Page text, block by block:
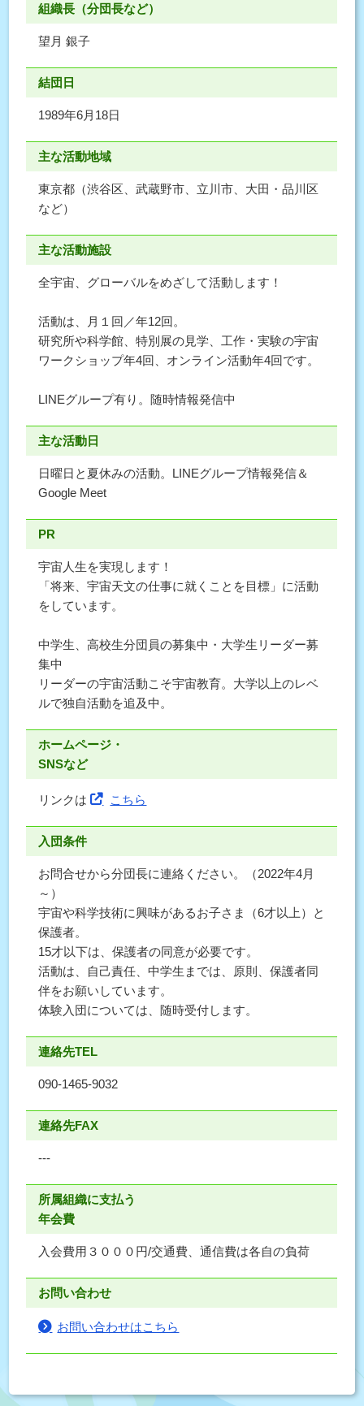
組織長（分団長など）
望月 銀子
結団日
1989年6月18日
主な活動地域
東京都（渋谷区、武蔵野市、立川市、大田・品川区
など）
主な活動施設
全宇宙、グローバルをめざして活動します！
活動は、月１回／年12回。
研究所や科学館、特別展の見学、工作・実験の宇宙
ワークショップ年4回、オンライン活動年4回です。
LINEグループ有り。随時情報発信中
主な活動日
日曜日と夏休みの活動。LINEグループ情報発信＆
Google Meet
PR
宇宙人生を実現します！
「将来、宇宙天文の仕事に就くことを目標」に活動
をしています。
中学生、高校生分団員の募集中・大学生リーダー募
集中
リーダーの宇宙活動こそ宇宙教育。大学以上のレベ
ルで独自活動を追及中。
ホームページ・
SNSなど
リンクは こちら
入団条件
お問合せから分団長に連絡ください。（2022年4月
～）
宇宙や科学技術に興味があるお子さま（6才以上）と
保護者。
15才以下は、保護者の同意が必要です。
活動は、自己責任、中学生までは、原則、保護者同
伴をお願いしています。
体験入団については、随時受付します。
連絡先TEL
090-1465-9032
連絡先FAX
---
所属組織に支払う
年会費
入会費用３０００円/交通費、通信費は各自の負荷
お問い合わせ
お問い合わせはこちら